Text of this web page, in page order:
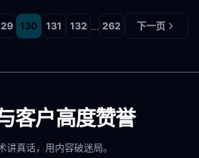
130 131 132 ... 262 下一页
客户高度赞誉
讲真话，用内容破迷局。